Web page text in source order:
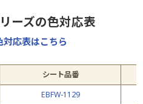
ーズの色対応表
応表はこちら
シート品番
EBFW-1129